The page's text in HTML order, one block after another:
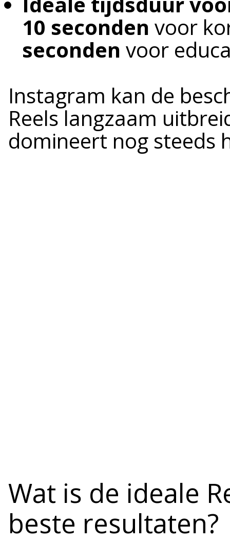
10 seconden voor
seconden voor
Instagram kan de
Reels langzaam
domineert nog steeds
Wat is de ideale
beste resultaten?